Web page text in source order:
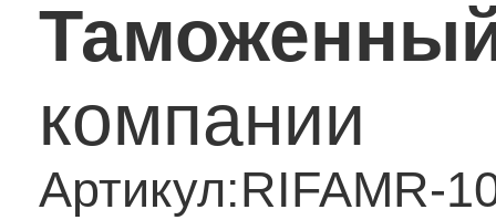
компании
Артикул:RIFAMR-